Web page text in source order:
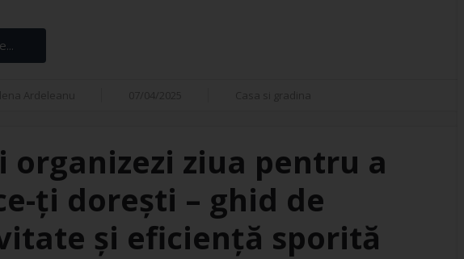
organizezi ziua pentru a
ți dorești – ghid de
și eficiență sporită